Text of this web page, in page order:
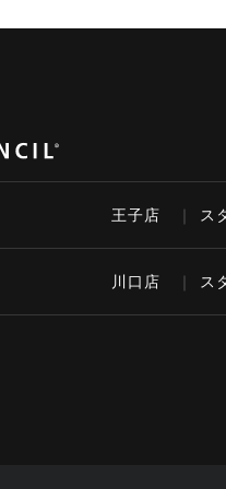
王子店 ス
川口店 ス